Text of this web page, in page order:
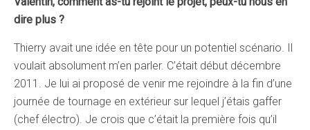
dire plus ?
Thierry avait une idée en tête pour un potentiel scénario. Il
voulait absolument m’en parler. C’était début décembre
2011. Je lui ai proposé de venir me rejoindre à la fin d’une
journée de tournage en extérieur sur lequel j’étais gaffer
(chef électro). Je crois que c’était la première fois qu’il